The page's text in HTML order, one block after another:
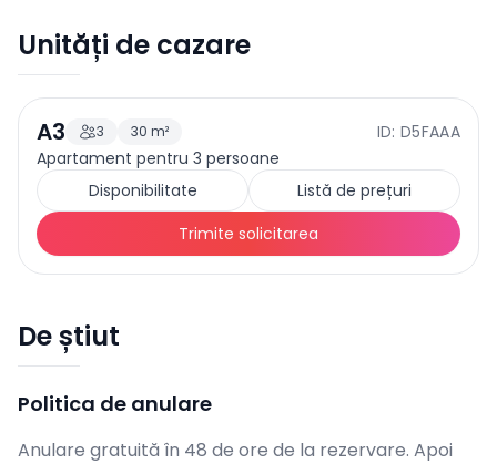
Unități de cazare
A3 3 30 m²
ID: D5FAAA
Apartament pentru 3 persoane
Preț de la 130EUR
Disponibilitate
Listă de prețuri
Trimite solicitarea
De știut
Politica de anulare
Anulare gratuită în 48 de ore de la rezervare. Apoi